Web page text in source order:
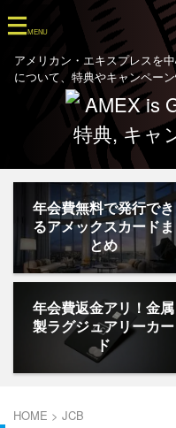
アメリカン・エキスプレスを
について、特典やキャンペー
年会費無料で発行でき
るアメックスカードま
とめ
年会費返金アリ！金属
製ラグジュアリーカー
ド
HOME > JCB